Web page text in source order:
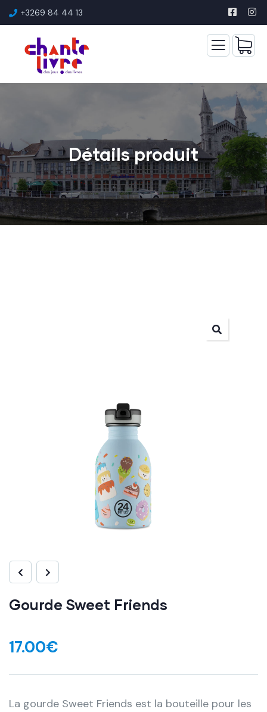
+3269 84 44 13
Détails produit
Gourde Sweet Friends
17.00€
La gourde Sweet Friends est la bouteille pour les